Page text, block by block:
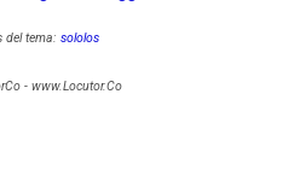
del tema: sololos
- www.Locutor.Co